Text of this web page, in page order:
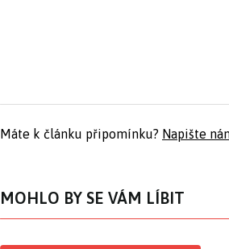
Máte k článku připomínku? Napište
MOHLO BY SE VÁM LÍBIT